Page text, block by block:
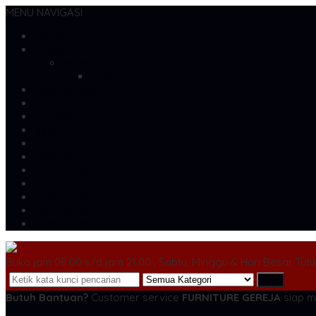
MENU NAVIGASI
Buka jam 08.00 s/d jam 21.00 , Sabtu, Minggu & Hari Besar
Butuh Bantuan? Customer service FURNITURE GEREJA siap